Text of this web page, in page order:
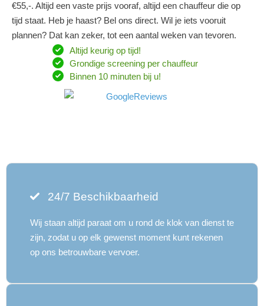
€55,-. Altijd een vaste prijs vooraf, altijd een chauffeur die op
tijd staat. Heb je haast? Bel ons direct. Wil je iets vooruit
plannen? Dat kan zeker, tot een aantal weken van tevoren.
Altijd keurig op tijd!
Grondige screening per chauffeur
Binnen 10 minuten bij u!
24/7 Beschikbaarheid
Wij staan ​​altijd paraat om u rond de klok van dienst te
zijn, zodat u op elk gewenst moment kunt rekenen
op ons betrouwbare vervoer.